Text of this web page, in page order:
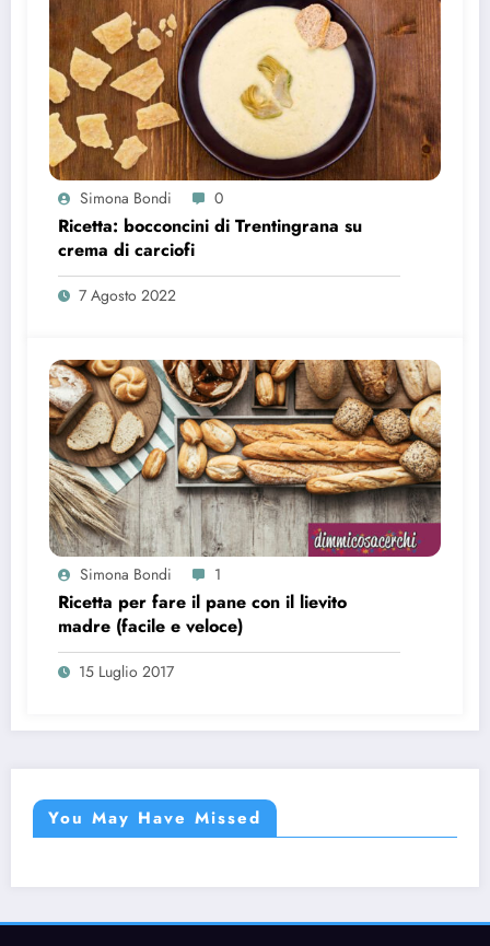
Simona Bondi 0
Ricetta: bocconcini di Trentingrana su
crema di carciofi
7 Agosto 2022
Simona Bondi 1
Ricetta per fare il pane con il lievito
madre (facile e veloce)
15 Luglio 2017
You May Have Missed